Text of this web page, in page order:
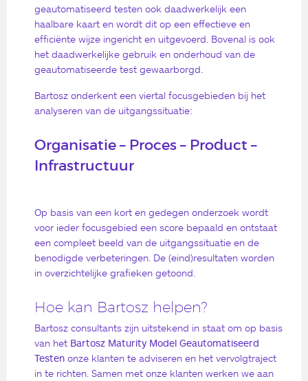
geautomatiseerd testen ook daadwerkelijk een
haalbare kaart en wordt dit op een effectieve en
efficiënte wijze ingericht en uitgevoerd. Bovenal is ook
het daadwerkelijke gebruik en onderhoud van de
geautomatiseerde test gewaarborgd.
Bartosz onderkent een viertal focusgebieden bij het
analyseren van de uitgangssituatie:
Organisatie – Proces – Product –
Infrastructuur
Op basis van een kort en gedegen onderzoek wordt
voor ieder focusgebied een score bepaald en ontstaat
een compleet beeld van de uitgangssituatie en de
benodigde verbeteringen. De (eind)resultaten worden
in overzichtelijke grafieken getoond.
Hoe kan Bartosz helpen?
Bartosz consultants zijn uitstekend in staat om op basis
van het Bartosz Maturity Model Geautomatiseerd
Testen onze klanten te adviseren en het vervolgtraject
in te richten. Samen met onze klanten werken we aan